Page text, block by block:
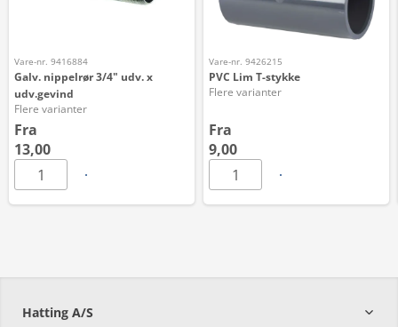
Vare-nr. 9416884
Galv. nippelrør 3/4" udv. x
udv.gevind
Flere varianter
Fra
13,00
Vare-nr. 9426215
PVC Lim T-stykke
Flere varianter
Fra
9,00
Hatting A/S